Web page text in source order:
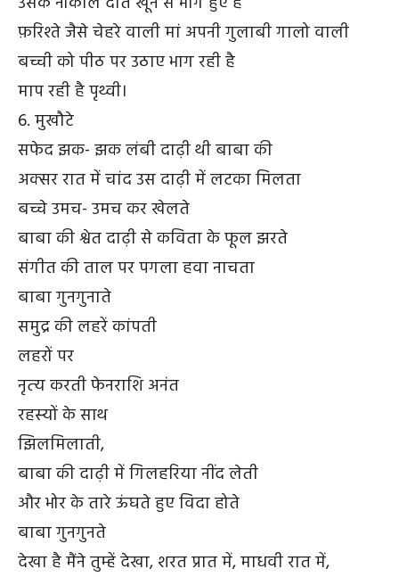
फ़रिश्ते जैसे चेहरे वाली मां अपनी गुलाबी गालो वाली
बच्ची को पीठ पर उठाए भाग रही है
माप रही है पृथ्वी।
6. मुखौटे
सफेद झक- झक लंबी दाढ़ी थी बाबा की
अक्सर रात में चांद उस दाढ़ी में लटका मिलता
बच्चे उमच- उमच कर खेलते
बाबा की श्वेत दाढ़ी से कविता के फूल झरते
संगीत की ताल पर पगला हवा नाचता
बाबा गुनगुनाते
समुद्र की लहरें कांपती
लहरों पर
नृत्य करती फेनराशि अनंत
रहस्यों के साथ
झिलमिलाती,
बाबा की दाढ़ी में गिलहरिया नींद लेती
और भोर के तारे ऊंघते हुए विदा होते
बाबा गुनगुनते
देखा है मैंने तुम्हें देखा, शरत प्रात में, माधवी रात में,